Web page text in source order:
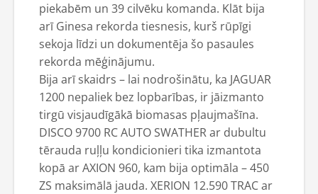
piekabēm un 39 cilvēku komanda. Klāt bija
arī Ginesa rekorda tiesnesis, kurš rūpīgi
sekoja līdzi un dokumentēja šo pasaules
rekorda mēģinājumu.
Bija arī skaidrs – lai nodrošinātu, ka JAGUAR
1200 nepaliek bez lopbarības, ir jāizmanto
tirgū visjaudīgākā biomasas pļaujmašīna.
DISCO 9700 RC AUTO SWATHER ar dubultu
tērauda ruļļu kondicionieri tika izmantota
kopā ar AXION 960, kam bija optimāla – 450
ZS maksimālā jauda. XERION 12.590 TRAC ar